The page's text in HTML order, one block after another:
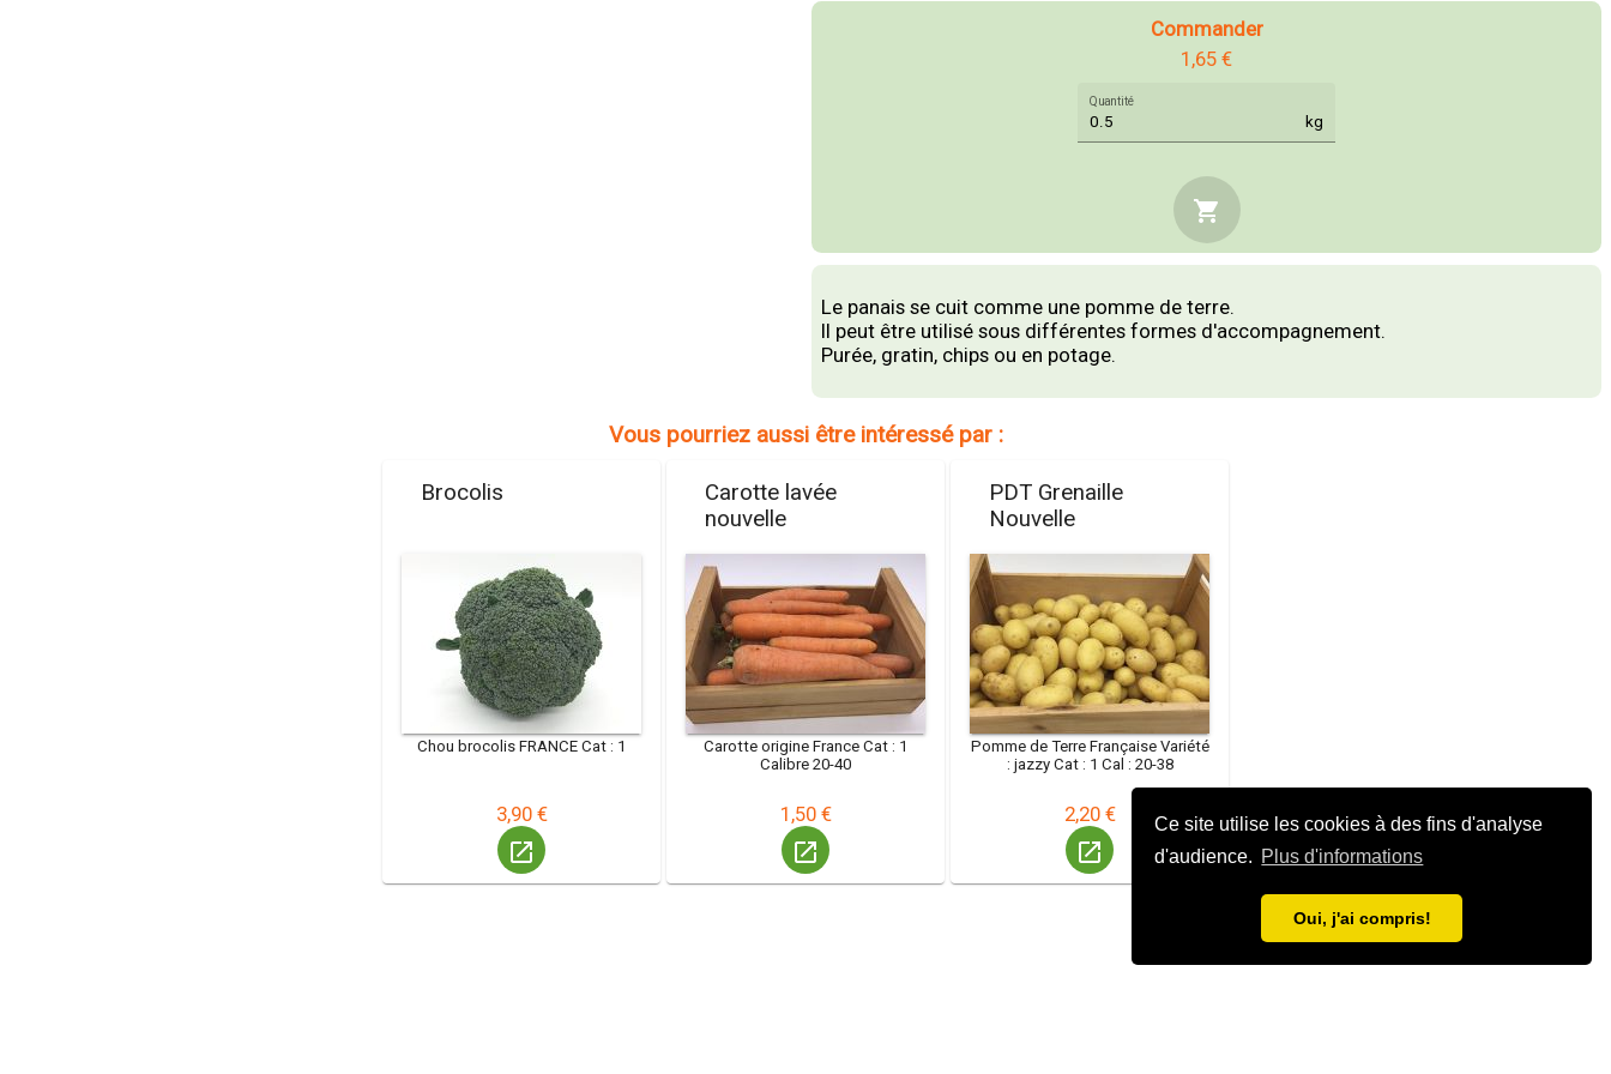
Ce site utilise les cookies à des fins d'analyse
d'audience. Plus d'informations
Oui, j'ai compris!
Commander
1,65 €
Quantité
kg
shopping_cart
Le panais se cuit comme une pomme de terre.
Il peut être utilisé sous différentes formes d'accompagnement.
Purée, gratin, chips ou en potage.
Vous pourriez aussi être intéressé par :
Brocolis
Chou brocolis FRANCE Cat : 1
3,90 €
launch
Carotte lavée
nouvelle
Carotte origine France Cat : 1
Calibre 20-40
1,50 €
launch
PDT Grenaille
Nouvelle
​​​​​​​Pomme de Terre Française Variété
: jazzy Cat : 1 Cal : 20-38
2,20 €
launch